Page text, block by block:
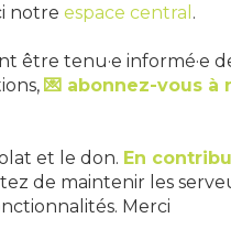
notre espace central .
être tenu·e informé·e
💌 abonnez-vous à
et le don. En
de maintenir les
Merci